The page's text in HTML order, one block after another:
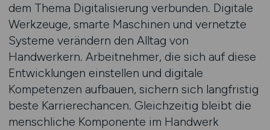
dem Thema Digitalisierung verbunden. Digitale
Werkzeuge, smarte Maschinen und vernetzte
Systeme verändern den Alltag von
Handwerkern. Arbeitnehmer, die sich auf diese
Entwicklungen einstellen und digitale
Kompetenzen aufbauen, sichern sich langfristig
beste Karrierechancen. Gleichzeitig bleibt die
menschliche Komponente im Handwerk